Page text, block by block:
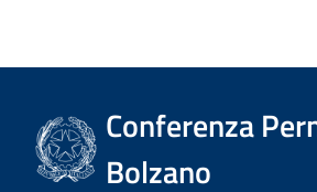
Conferenza
Bolzano